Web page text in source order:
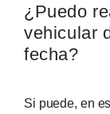
¿Puedo
vehicular
fecha?
Si puede, en